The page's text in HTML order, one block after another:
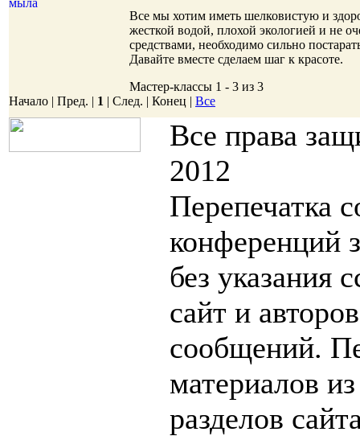
Все мы хотим иметь шелковистую и
жесткой водой, плохой экологией и не
средствами, необходимо сильно
Давайте вместе сделаем шаг к красоте.
Мастер-классы 1 - 3 из 3
Начало | Пред. | 1 | След. | Конец | Все
Все права
2012
Перепечатка
конференций
без указания
сайт и
сообщений.
материалов
разделов